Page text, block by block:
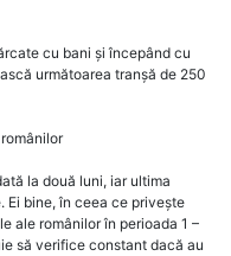
cu bani și începând cu
următoarea tranșă de 250
la două luni, iar ultima
Ei bine, în ceea ce privește
ale românilor în perioada 1 –
să verifice constant dacă au